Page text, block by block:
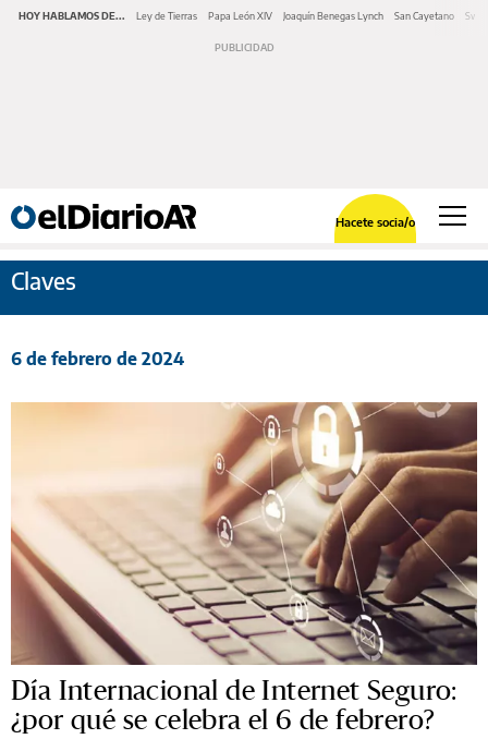
HOY HABLAMOS DE... Ley de Tierras Papa León XIV Joaquín Benegas Lynch San Cayetano
Hacete socia/o
Claves
6 de febrero de 2024
Día Internacional de Internet Seguro:
¿por qué se celebra el 6 de febrero?